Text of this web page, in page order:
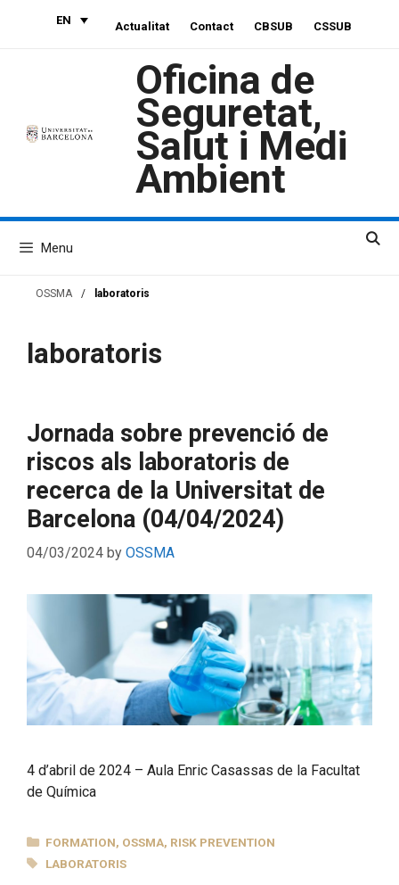
EN Actualitat Contact CBSUB CSSUB
Oficina de
Seguretat,
Salut i Medi
Ambient
Menu
OSSMA / laboratoris
laboratoris
Jornada sobre prevenció de
riscos als laboratoris de
recerca de la Universitat de
Barcelona (04/04/2024)
04/03/2024 by OSSMA
4 d’abril de 2024 – Aula Enric Casassas de la Facultat
de Química
CATEGORIES
FORMATION, OSSMA, RISK PREVENTION
TAGS
LABORATORIS